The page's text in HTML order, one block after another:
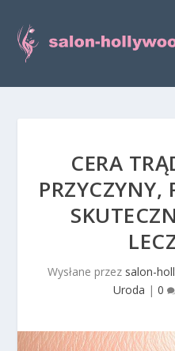
CERA
PRZYCZYNY,
Wysłane przez salon-
Uroda | 0